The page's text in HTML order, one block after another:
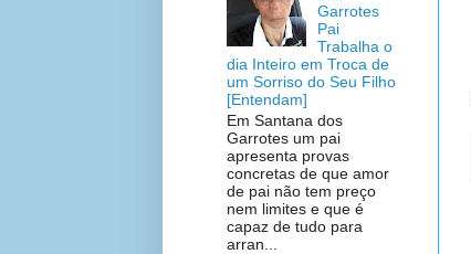
Garrotes
Pai
Trabalha o
dia Inteiro em Troca de
um Sorriso do Seu Filho
[Entendam]
Em Santana dos
Garrotes um pai
apresenta provas
concretas de que amor
de pai não tem preço
nem limites e que é
capaz de tudo para
arran...